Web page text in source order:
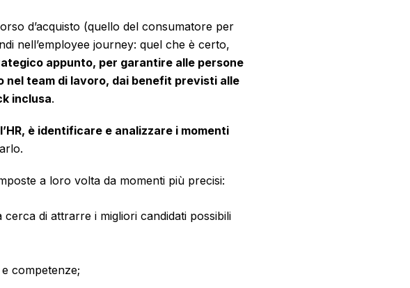
d’acquisto (quello del consumatore per
nell’employee journey: quel che è certo,
appunto, per garantire alle persone
nel team di lavoro, dai benefit previsti alle
inclusa.
è identificare e analizzare i momenti
a loro volta da momenti più precisi:
cerca di attrarre i migliori candidati possibili
competenze;